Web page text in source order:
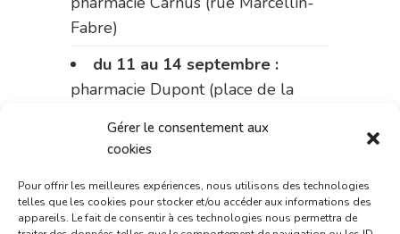
Gérer le consentement aux
cookies
Pour offrir les meilleures expériences, nous utilisons des technologies
telles que les cookies pour stocker et/ou accéder aux informations des
appareils. Le fait de consentir à ces technologies nous permettra de
Fabre)
du 11 au 14 septembre :
pharmacie Dupont (place de la
Le 14 septembre :
Charignon-Dumas (La Fouillade)
du 14 au 18 septembre :